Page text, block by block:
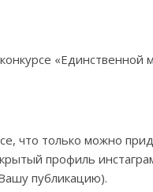
«Единственной
что только можно
профиль
публикацию).